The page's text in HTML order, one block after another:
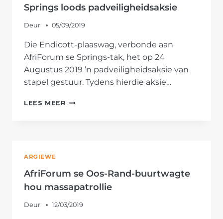
Springs loods padveiligheidsaksie
Deur 05/09/2019
Die Endicott-plaaswag, verbonde aan
AfriForum se Springs-tak, het op 24
Augustus 2019 ’n padveiligheidsaksie van
stapel gestuur. Tydens hierdie aksie…
LEES MEER AFRIFORUM
PADVEILIGHEIDSAKSIE
ARGIEWE
AfriForum se Oos-Rand-buurtwagte
hou massapatrollie
Deur 12/03/2019